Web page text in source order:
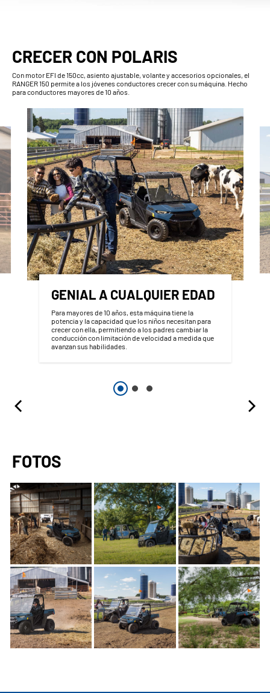
CRECER CON POLARIS
Con motor EFI de 150cc, asiento ajustable, volante y accesorios opcionales, el
RANGER 150 permite a los jóvenes conductores crecer con su máquina. Hecho
para conductores mayores de 10 años.
GENIAL A CUALQUIER EDAD
Para mayores de 10 años, esta máquina tiene la
potencia y la capacidad que los niños necesitan para
crecer con ella, permitiendo a los padres cambiar la
conducción con limitación de velocidad a medida que
avanzan sus habilidades.
FOTOS